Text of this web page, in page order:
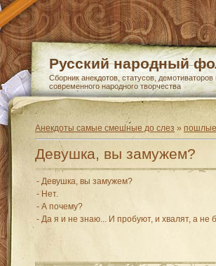
Русский народный
Сборник анекдотов, статусов, демотиваторов
современного народного творчества
Анекдоты самые смешные до слез » пошлые
Девушка, вы замужем?
- Девушка, вы замужем?
- Нет.
- А почему?
- Да я и не знаю... И пробуют, и хвалят, а не